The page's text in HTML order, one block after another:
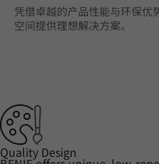
凭借卓越的产品性能与环保优
空间提供理想解决方案。
Quality Design